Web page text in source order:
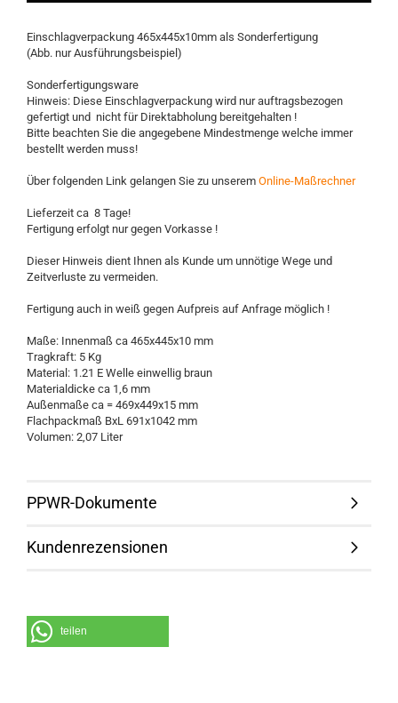
Einschlagverpackung 465x445x10mm als Sonderfertigung
(Abb. nur Ausführungsbeispiel)
Sonderfertigungsware
Hinweis: Diese Einschlagverpackung wird nur auftragsbezogen
gefertigt und nicht für Direktabholung bereitgehalten !
Bitte beachten Sie die angegebene Mindestmenge welche immer
bestellt werden muss!
Über folgenden Link gelangen Sie zu unserem Online-Maßrechner
Lieferzeit ca 8 Tage!
Fertigung erfolgt nur gegen Vorkasse !
Dieser Hinweis dient Ihnen als Kunde um unnötige Wege und
Zeitverluste zu vermeiden.
Fertigung auch in weiß gegen Aufpreis auf Anfrage möglich !
Maße: Innenmaß ca 465x445x10 mm
Tragkraft: 5 Kg
Material: 1.21 E Welle einwellig braun
Materialdicke ca 1,6 mm
Außenmaße ca = 469x449x15 mm
Flachpackmaß BxL 691x1042 mm
Volumen: 2,07 Liter
PPWR-Dokumente
Kundenrezensionen
teilen